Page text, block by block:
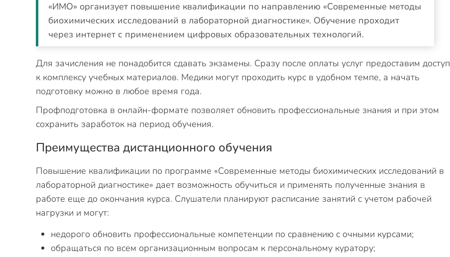
«ИМО» организует повышение квалификации по направлению «Современные методы
биохимических исследований в лабораторной диагностике». Обучение проходит
через интернет с применением цифровых образовательных технологий.
Для зачисления не понадобится сдавать экзамены. Сразу после оплаты услуг предоставим доступ
к комплексу учебных материалов. Медики могут проходить курс в удобном темпе, а начать
подготовку можно в любое время года.
Профподготовка в онлайн-формате позволяет обновить профессиональные знания и при этом
сохранить заработок на период обучения.
Преимущества дистанционного обучения
Повышение квалификации по программе «Современные методы биохимических исследований в
лабораторной диагностике» дает возможность обучиться и применять полученные знания в
работе еще до окончания курса. Слушатели планируют расписание занятий с учетом рабочей
нагрузки и могут:
недорого обновить профессиональные компетенции по сравнению с очными курсами;
обращаться по всем организационным вопросам к персональному куратору;